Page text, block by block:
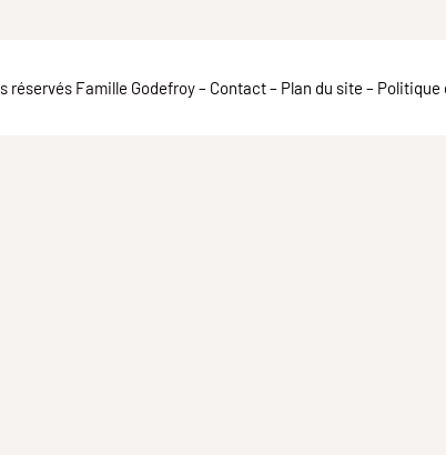
réservés Famille Godefroy – Contact– Plan du site – Politique